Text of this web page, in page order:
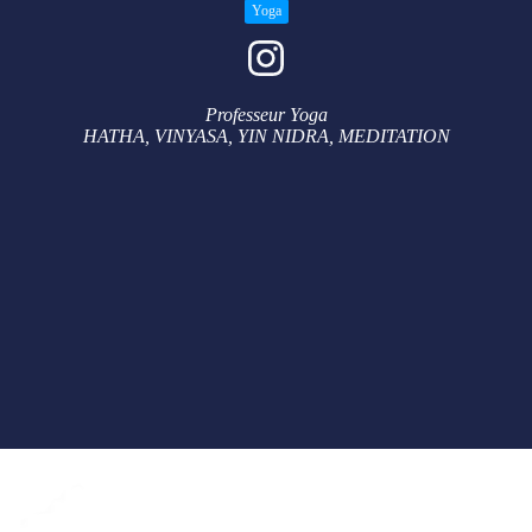
Yoga
Professeur Yoga
HATHA, VINYASA, YIN NIDRA, MEDITATION